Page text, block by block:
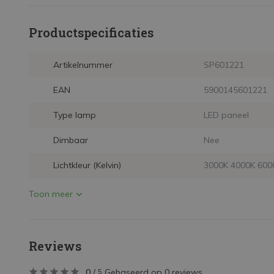
Productspecificaties
Artikelnummer SP601221
EAN 5900145601221
Type lamp LED paneel
Dimbaar Nee
Lichtkleur (Kelvin) 3000K 4000K
Toon meer
Reviews
5